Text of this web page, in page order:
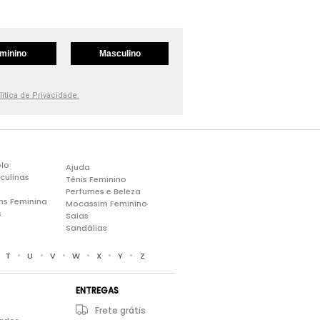
Masculino
de Privacidade.
Feminina
Ajuda
Tênis Feminino
Perfumes e Beleza
Mocassim Feminino
Saias
Sandálias
T • U • V • W • X • Y • Z
ENTREGAS
Frete grátis